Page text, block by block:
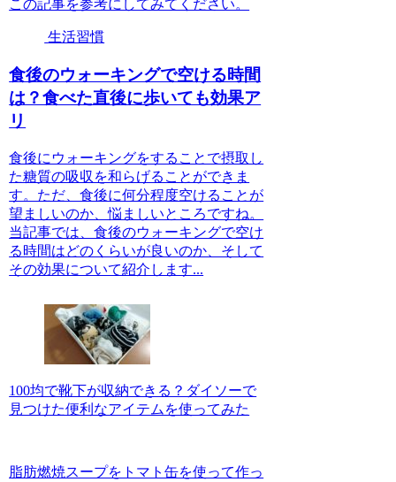
この記事を参考にしてみてください。
生活習慣
食後のウォーキングで空ける時間
は？食べた直後に歩いても効果ア
リ
食後にウォーキングをすることで摂取し
た糖質の吸収を和らげることができま
す。ただ、食後に何分程度空けることが
望ましいのか、悩ましいところですね。
当記事では、食後のウォーキングで空け
る時間はどのくらいが良いのか、そして
その効果について紹介します...
100均で靴下が収納できる？ダイソーで
見つけた便利なアイテムを使ってみた
脂肪燃焼スープをトマト缶を使って作っ